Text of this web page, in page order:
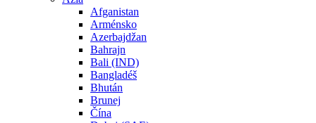
Afganistan
Arménsko
Azerbajdžan
Bahrajn
Bali (IND)
Bangladéš
Bhután
Brunej
Čína